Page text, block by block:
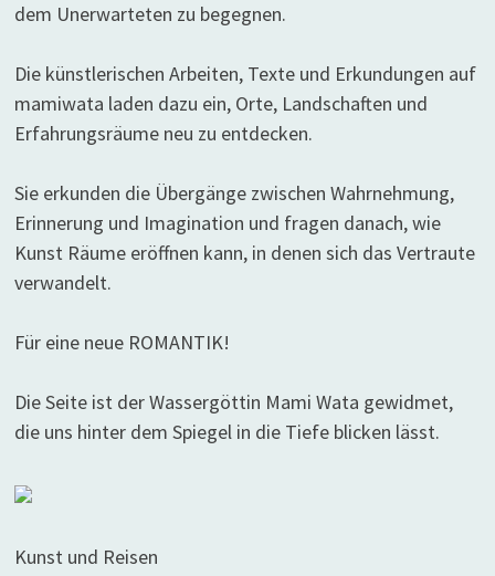
dem Unerwarteten zu begegnen.
Die künstlerischen Arbeiten, Texte und Erkundungen auf
mamiwata laden dazu ein, Orte, Landschaften und
Erfahrungsräume neu zu entdecken.
Sie erkunden die Übergänge zwischen Wahrnehmung,
Erinnerung und Imagination und fragen danach, wie
Kunst Räume eröffnen kann, in denen sich das Vertraute
verwandelt.
Für eine neue ROMANTIK!
Die Seite ist der Wassergöttin Mami Wata gewidmet,
die uns hinter dem Spiegel in die Tiefe blicken lässt.
Kunst und Reisen